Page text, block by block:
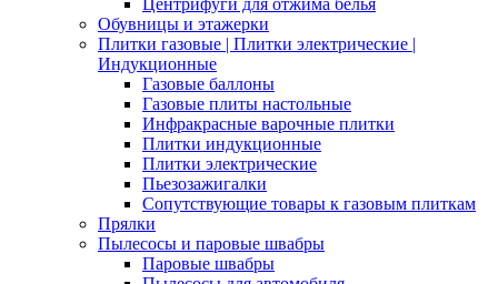
Центрифуги для отжима белья
Обувницы и этажерки
Плитки газовые | Плитки электрические |
Индукционные
Газовые баллоны
Газовые плиты настольные
Инфракрасные варочные плитки
Плитки индукционные
Плитки электрические
Пьезозажигалки
Сопутствующие товары к газовым плиткам
Прялки
Пылесосы и паровые швабры
Паровые швабры